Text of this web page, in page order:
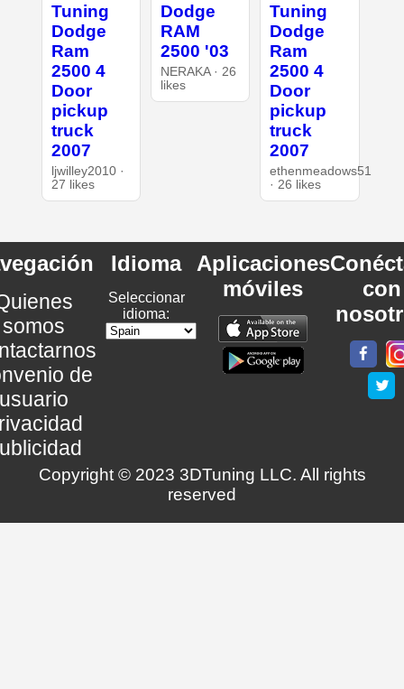
Tuning
Dodge
Ram
2500 4
Door
pickup
truck
2007
ljwilley2010 ·
27 likes
Dodge
RAM
2500 '03
NERAKA · 26
likes
Tuning
Dodge
Ram
2500 4
Door
pickup
truck
2007
ethenmeadows51
· 26 likes
somos
de
Idioma
Seleccionar
idioma:
Aplicaciones
móviles
con
Copyright © 2023 3DTuning LLC. All rights
reserved